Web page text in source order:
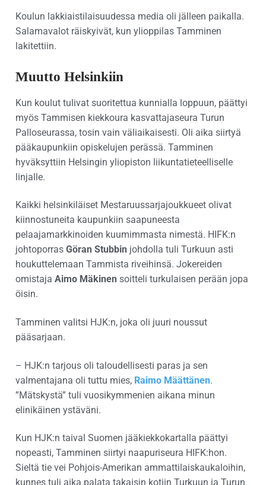
Koulun lakkiaistilaisuudessa media oli jälleen paikalla.
Salamavalot räiskyivät, kun ylioppilas Tamminen
lakitettiin.
Muutto Helsinkiin
Kun koulut tulivat suoritettua kunnialla loppuun, päättyi
myös Tammisen kiekkoura kasvattajaseura Turun
Palloseurassa, tosin vain väliaikaisesti. Oli aika siirtyä
pääkaupunkiin opiskelujen perässä. Tamminen
hyväksyttiin Helsingin yliopiston liikuntatieteelliselle
linjalle.
Kaikki helsinkiläiset Mestaruussarjajoukkueet olivat
kiinnostuneita kaupunkiin saapuneesta
pelaajamarkkinoiden kuumimmasta nimestä. HIFK:n
johtoporras Göran Stubbin johdolla tuli Turkuun asti
houkuttelemaan Tammista riveihinsä. Jokereiden
omistaja Aimo Mäkinen soitteli turkulaisen perään jopa
öisin.
Tamminen valitsi HJK:n, joka oli juuri noussut
pääsarjaan.
– HJK:n tarjous oli taloudellisesti paras ja sen
valmentajana oli tuttu mies, Raimo Määttänen.
”Mätskystä” tuli vuosikymmenien aikana minun
elinikäinen ystäväni.
Kun HJK:n taival Suomen jääkiekkokartalla päättyi
nopeasti, Tamminen siirtyi naapuriseura HIFK:hon.
Sieltä tie vei Pohjois-Amerikan ammattilaiskaukaloihin,
kunnes tuli aika palata takaisin kotiin Turkuun ja Turun